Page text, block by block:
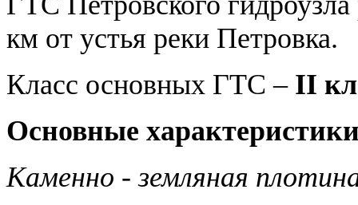
км от устья реки Петровка.
Класс основных ГТС – II
Основные
Каменно - земляная